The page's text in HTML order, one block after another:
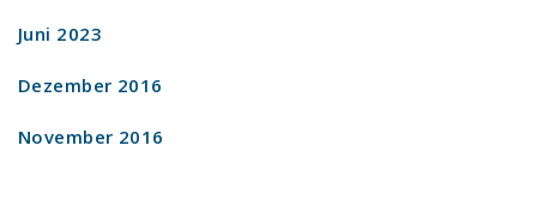
Juni 2023
Dezember 2016
November 2016